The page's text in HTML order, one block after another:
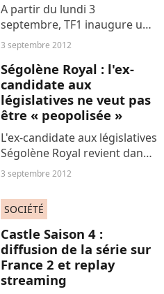
A partir du lundi 3
septembre, TF1 inaugure un
tout nouveau format avec le
programme « Mon histoire
vraie » qui repose sur des
histoires vraies jouées par
des comédiens. Chaque
épisode...
3 septembre 2012
Ségolène Royal : l'ex-
candidate aux
législatives ne veut pas
être « peopolisée »
L'ex-candidate aux législatives
Ségolène Royal revient dans
un entretien au Figaro sur le
« double choc » de son échec
lors des élections à La
Rochelle. En déplacement en
Afrique du...
3 septembre 2012
SOCIÉTÉ
Castle Saison 4 :
diffusion de la série sur
France 2 et replay
streaming